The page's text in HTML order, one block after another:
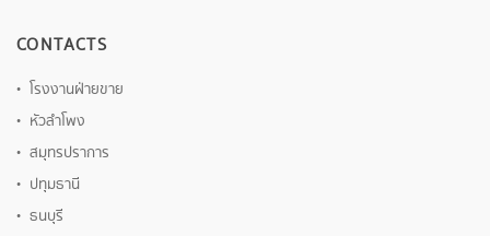
CONTACTS
โรงงานฝ่ายขาย
หัวลำโพง
สมุทรปราการ
ปทุมธานี
ธนบุรี